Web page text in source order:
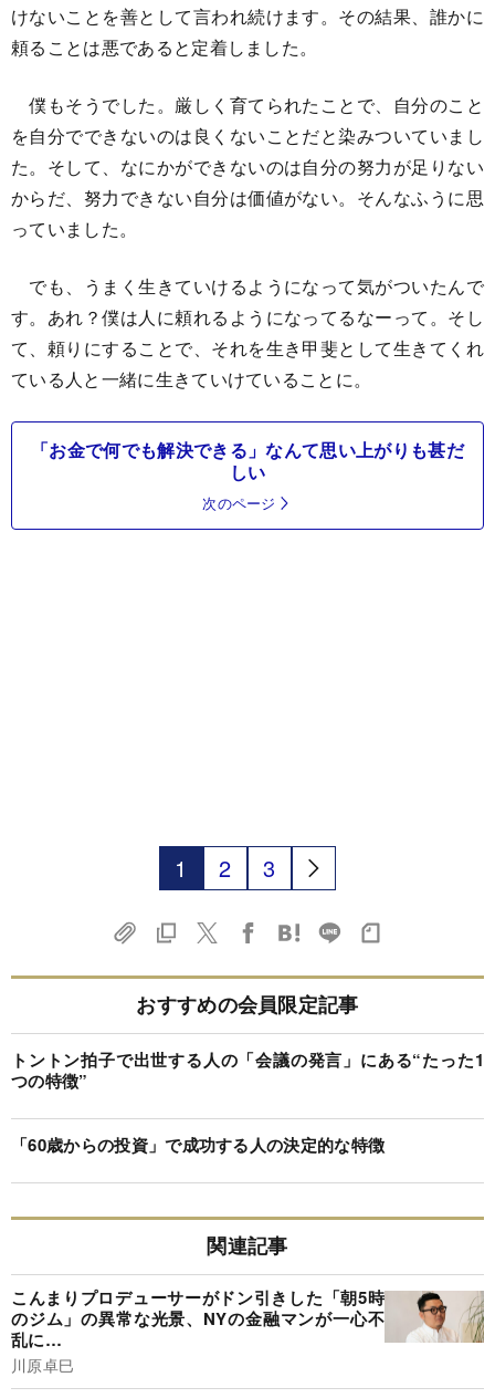
けないことを善として言われ続けます。その結果、誰かに
頼ることは悪であると定着しました。
僕もそうでした。厳しく育てられたことで、自分のこと
を自分でできないのは良くないことだと染みついていまし
た。そして、なにかができないのは自分の努力が足りない
からだ、努力できない自分は価値がない。そんなふうに思
っていました。
でも、うまく生きていけるようになって気がついたんで
す。あれ？僕は人に頼れるようになってるなーって。そし
て、頼りにすることで、それを生き甲斐として生きてくれ
ている人と一緒に生きていけていることに。
「お金で何でも解決できる」なんて思い上がりも甚だ
しい
次のページ
1 2 3
おすすめの会員限定記事
トントン拍子で出世する人の「会議の発言」にある“たった1
つの特徴”
「60歳からの投資」で成功する人の決定的な特徴
関連記事
こんまりプロデューサーがドン引きした「朝5時
のジム」の異常な光景、NYの金融マンが一心不
乱に…
川原卓巳